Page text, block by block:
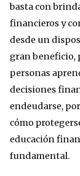
basta con
financieros y
desde un
gran beneficio,
personas
decisiones
endeudarse,
cómo
educación
fundamental.